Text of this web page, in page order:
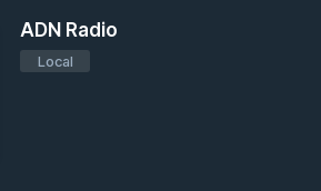
ADN Radio
Local